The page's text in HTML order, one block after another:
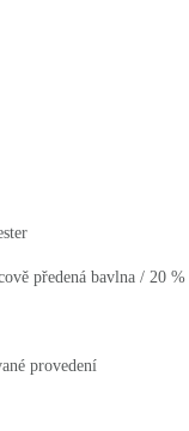
předená bavlna / 20
provedení